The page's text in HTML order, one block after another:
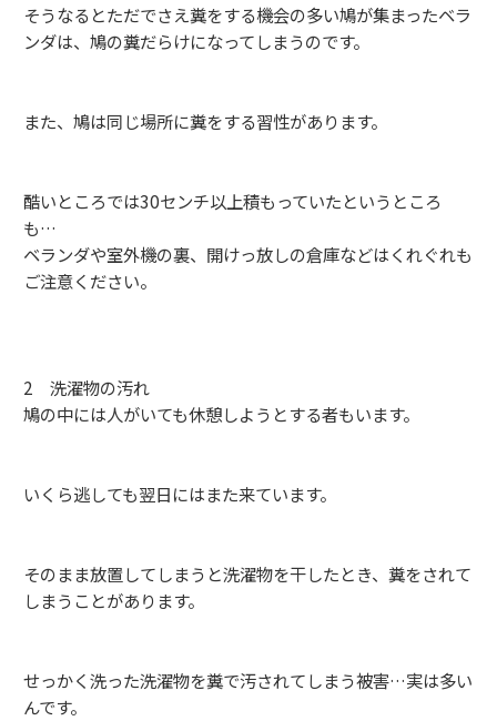
そうなるとただでさえ糞をする機会の多い鳩が集まったベラ
ンダは、鳩の糞だらけになってしまうのです。
また、鳩は同じ場所に糞をする習性があります。
酷いところでは30センチ以上積もっていたというところ
も…
ベランダや室外機の裏、開けっ放しの倉庫などはくれぐれも
ご注意ください。
2 洗濯物の汚れ
鳩の中には人がいても休憩しようとする者もいます。
いくら逃しても翌日にはまた来ています。
そのまま放置してしまうと洗濯物を干したとき、糞をされて
しまうことがあります。
せっかく洗った洗濯物を糞で汚されてしまう被害…実は多い
んです。